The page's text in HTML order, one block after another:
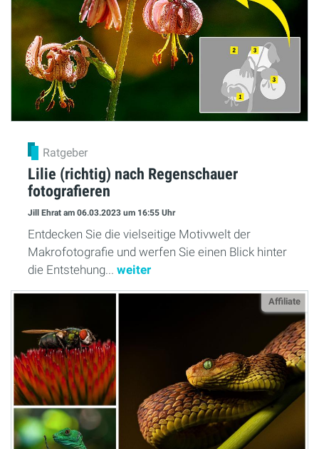
Ratgeber
Lilie (richtig) nach Regenschauer
fotografieren
Jill Ehrat am 06.03.2023 um 16:55 Uhr
Entdecken Sie die vielseitige Motivwelt der
Makrofotografie und werfen Sie einen Blick hinter
die Entstehung... weiter
Affiliate